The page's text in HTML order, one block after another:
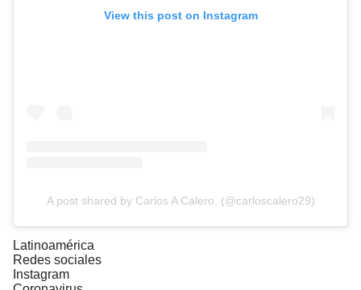
View this post on Instagram
A post shared by Carlos A Calero. (@carloscalero29)
Latinoamérica
Redes sociales
Instagram